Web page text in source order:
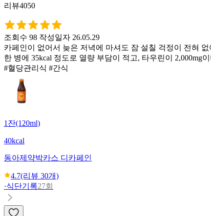
리뷰4050
조회수 98 작성일자 26.05.29
카페인이 없어서 늦은 저녁에 마셔도 잠 설칠 걱정이 전혀
한 병에 35kcal 정도로 열량 부담이 적고, 타우린이
#혈당관리식 #간식
1잔(120ml)
40kcal
동아제약박카스 디카페인
4.7(리뷰 30개)
·식단기록27회